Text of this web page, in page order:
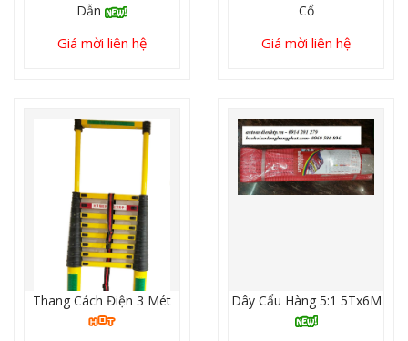
Dẫn
Giá mời liên hệ
Cổ
Giá mời liên hệ
Thang Cách Điện 3 Mét Dây Cẩu Hàng 5:1 5Tx6M